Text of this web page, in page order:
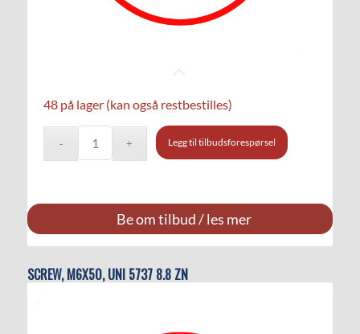
48 på lager (kan også restbestilles)
Legg til tilbudsforespørsel
Be om tilbud / les mer
SCREW, M6X50, UNI 5737 8.8 ZN